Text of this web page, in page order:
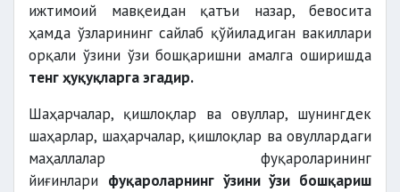
ижтимоий мавқеидан қатъи назар, бевосита
ҳамда ўзларининг сайлаб қўйиладиган вакиллари
орқали ўзини ўзи бошқаришни амалга оширишда
тенг ҳуқуқларга эгадир.
Шаҳарчалар, қишлоқлар ва овуллар, шунингдек
шаҳарлар, шаҳарчалар, қишлоқлар ва овуллардаги
маҳаллалар фуқароларининг
йиғинлари фуқароларнинг ўзини ўзи бошқариш